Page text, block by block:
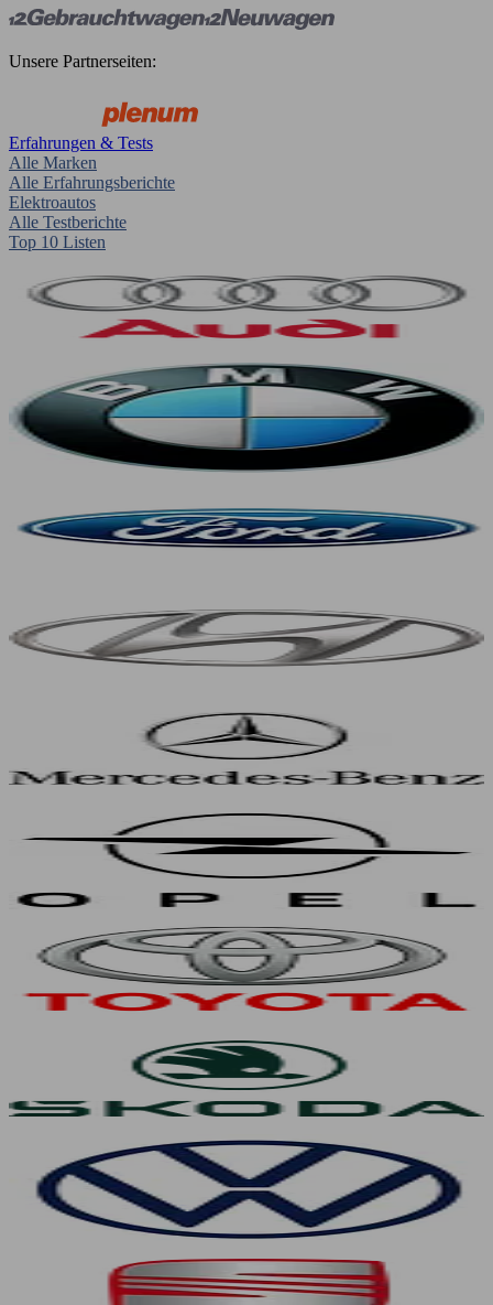
Unsere Partnerseiten:
Erfahrungen & Tests
Alle Marken
Alle Erfahrungsberichte
Elektroautos
Alle Testberichte
Top 10 Listen